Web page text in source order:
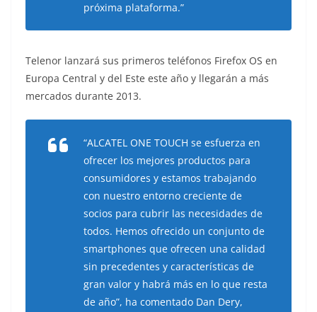
próxima plataforma.”
Telenor lanzará sus primeros teléfonos Firefox OS en
Europa Central y del Este este año y llegarán a más
mercados durante 2013.
“ALCATEL ONE TOUCH se esfuerza en
ofrecer los mejores productos para
consumidores y estamos trabajando
con nuestro entorno creciente de
socios para cubrir las necesidades de
todos. Hemos ofrecido un conjunto de
smartphones que ofrecen una calidad
sin precedentes y características de
gran valor y habrá más en lo que resta
de año”, ha comentado Dan Dery,